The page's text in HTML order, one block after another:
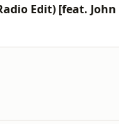
Edit) [feat.